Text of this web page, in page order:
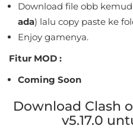
Word
Apps
Art
&
Download file obb
ada) lalu copy paste ke
Enjoy gamenya.
Fitur MOD :
Coming Soon
Download Clash
v5.17.0